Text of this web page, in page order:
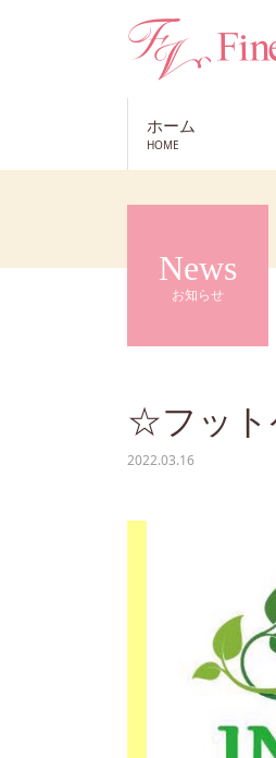
ホーム
HOME
News
お知らせ
☆フット
2022.03.16